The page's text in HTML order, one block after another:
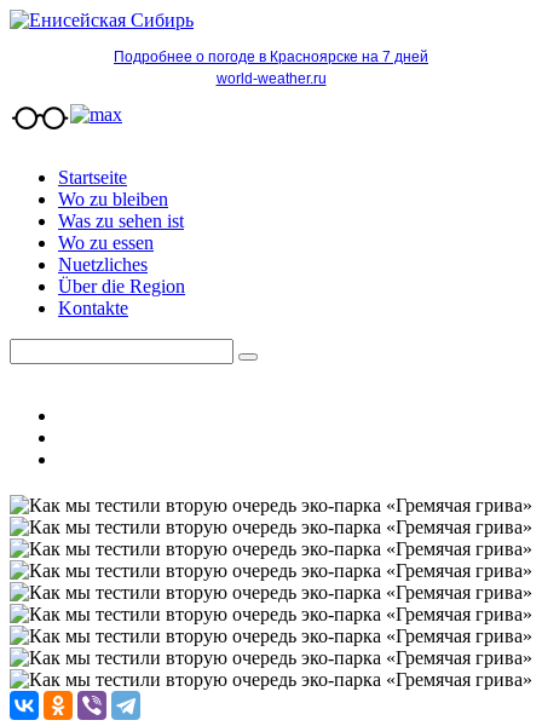
Подробнее о погоде в Красноярске на 7 дней
world-weather.ru
Startseite
Wo zu bleiben
Was zu sehen ist
Wo zu essen
Nuetzliches
Über die Region
Kontakte